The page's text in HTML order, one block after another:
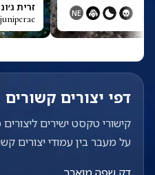
NE זרית
דפי יצורים קשורים
קישורי טקסט ישירים
על מעבר בין עמודי יצורים